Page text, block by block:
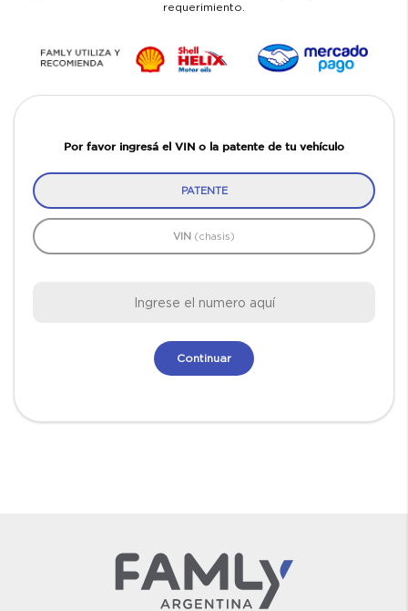
requerimiento.
Por favor ingresá el VIN o la patente de tu vehículo
PATENTE
VIN (chasis)